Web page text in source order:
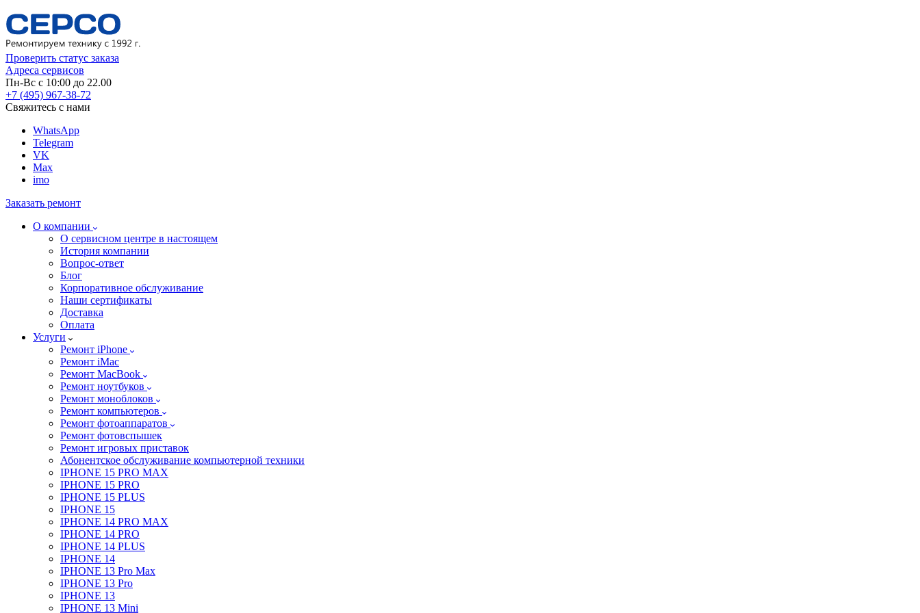
Проверить статус заказа
Адреса сервисов
Пн-Вс с 10:00 до 22.00
+7 (495) 967-38-72
Свяжитесь с нами
WhatsApp
Telegram
VK
Max
imo
Заказать ремонт
О компании
О сервисном центре в настоящем
История компании
Вопрос-ответ
Блог
Корпоративное обслуживание
Наши сертификаты
Доставка
Оплата
Услуги
Ремонт iPhone
Ремонт iMac
Ремонт MacBook
Ремонт ноутбуков
Ремонт моноблоков
Ремонт компьютеров
Ремонт фотоаппаратов
Ремонт фотовспышек
Ремонт игровых приставок
Абонентское обслуживание компьютерной техники
IPHONE 15 PRO MAX
IPHONE 15 PRO
IPHONE 15 PLUS
IPHONE 15
IPHONE 14 PRO MAX
IPHONE 14 PRO
IPHONE 14 PLUS
IPHONE 14
IPHONE 13 Pro Max
IPHONE 13 Pro
IPHONE 13
IPHONE 13 Mini